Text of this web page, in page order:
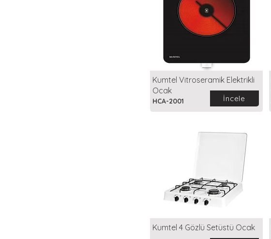
Kumtel Vitroseramik Elektrikli
Ocak
HCA-2001 İncele
Kumtel 4 Gözlü Setüstü Ocak